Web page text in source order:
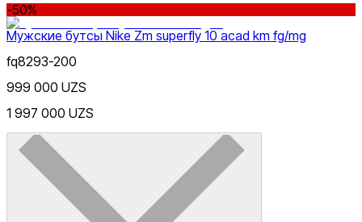
-50%
Мужские бутсы Nike Zm superfly 10 acad km fg/mg
fq8293-200
999 000 UZS
1 997 000 UZS